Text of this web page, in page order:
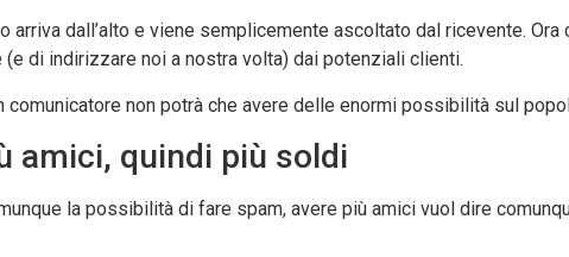
arriva dall’alto e viene semplicemente ascoltato dal ricevente. Ora
di indirizzare noi a nostra volta) dai potenziali clienti.
comunicatore non potrà che avere delle enormi possibilità sul
amici, quindi più soldi
la possibilità di fare spam, avere più amici vuol dire